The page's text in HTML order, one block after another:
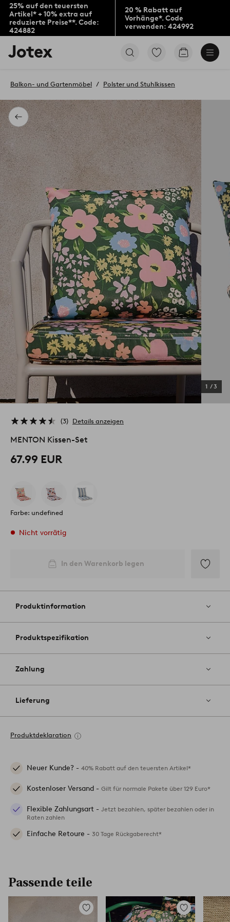
25% auf den teuersten
Artikel* + 10% extra auf
reduzierte Preise**. Code:
424882
20 % Rabatt auf
Vorhänge*. Code
verwenden: 424992
Jotex-
Logo
Startseite
Zu
Favoriten
Produkten
gehen
Zum
Zurück
Balkon- und Gartenmöbel Polster und Stuhlkissen
1 /3
3 Details anzeigen
MENTON Kissen-Set
67.99 EUR
Farbe: undefined
Nicht vorrätig
In den Warenkorb legen
Favoriten
Produktinformation
Produktspezifikation
Zahlung
Lieferung
Produktdeklaration
Neuer Kunde? - 40% Rabatt auf den teuersten Artikel*
Kostenloser Versand - Gilt für normale Pakete über 129 Euro*
Flexible Zahlungsart - Jetzt bezahlen, später bezahlen oder in
Raten zahlen
Einfache Retoure - 30 Tage Rückgaberecht*
Passende teile
Zu
Zu
Favoriten